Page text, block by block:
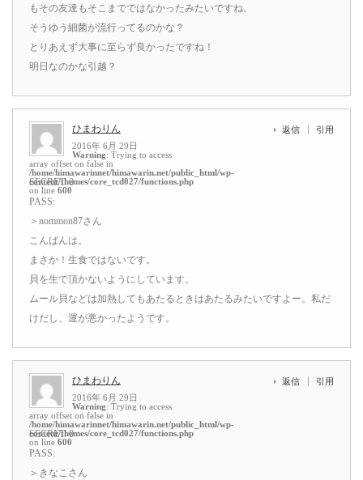
もその友達もそこまでではなかったみたいですね。
そうゆう細菌が流行ってるのかな？
とりあえず大事に至らず良かったですね！
明日なのかな引越？
ひまわりん
2016年 6月 29日
Warning: Trying to access
array offset on false in
/home/himawarinnet/himawarin.net/public_html/wp-
content/themes/core_tcd027/functions.php
on line 600
返信 引用
SECRET: 0
PASS:
＞nommon87さん
こんばんは。
まさか！生食ではないです。
貝を生で頂かないようにしています。
ムール貝などは加熱してもあたるときはあたるみたいですよー。私だ
けだし、運が悪かったようです。
ひまわりん
2016年 6月 29日
Warning: Trying to access
array offset on false in
/home/himawarinnet/himawarin.net/public_html/wp-
content/themes/core_tcd027/functions.php
on line 600
返信 引用
SECRET: 0
PASS:
＞きなこさん